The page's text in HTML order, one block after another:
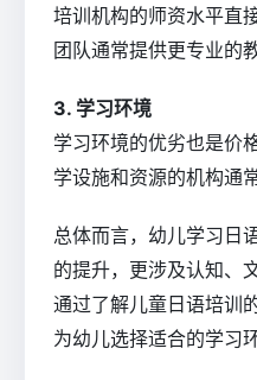
培训机构的师资水平直
团队通常提供更专业的
3. 学习环境
学习环境的优劣也是价
学设施和资源的机构通
总体而言，幼儿学习日
的提升，更涉及认知、
通过了解儿童日语培训
为幼儿选择适合的学习环